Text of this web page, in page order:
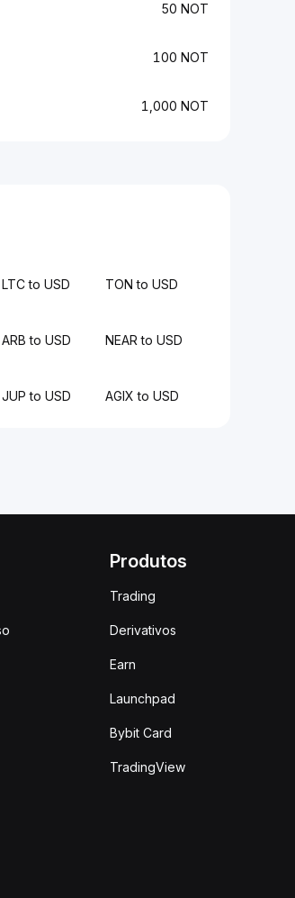
50 NOT
100 NOT
1,000 NOT
LTC to USD TON to USD
ARB to USD NEAR to USD
JUP to USD AGIX to USD
Produtos
Trading
Derivativos
Earn
Launchpad
Bybit Card
TradingView